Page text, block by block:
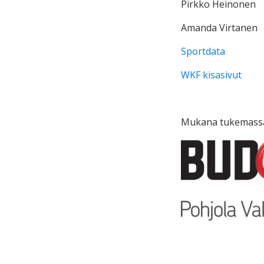
Pirkko Heinonen
Amanda Virtanen
Sportdata
WKF kisasivut
Mukana